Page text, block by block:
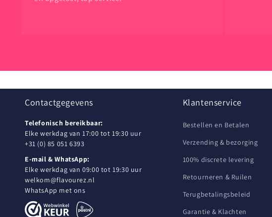
Contactgegevens
Telefonisch bereikbaar:
Elke werkdag van 17:00 tot 19:30 uur
+31 (0) 85 051 6393
E-mail & WhatsApp:
Elke werkdag van 09:00 tot 19:30 uur
welkom@flavourez.nl
WhatsApp met ons
Klantenservice
Bestellen en Betalen
Verzending & bezorging
100% discrete levering
Retourneren & Ruilen
Terugbetalingsbeleid
Garantie & Klachten